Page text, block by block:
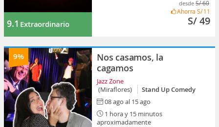
9.1 Extraordinario
desde S/ 60
Ahorra S/ 11
S/ 49
9%
Nos casamos, la
cagamos
Jazz Zone
(Miraflores)
Stand Up Comedy
08 ago al 15 ago
1 hora y 15 minutos
aproximadamente